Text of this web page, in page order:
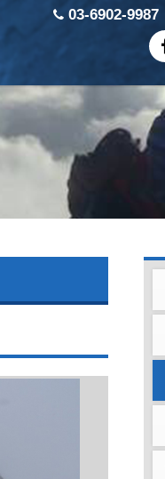
03-6902-9987